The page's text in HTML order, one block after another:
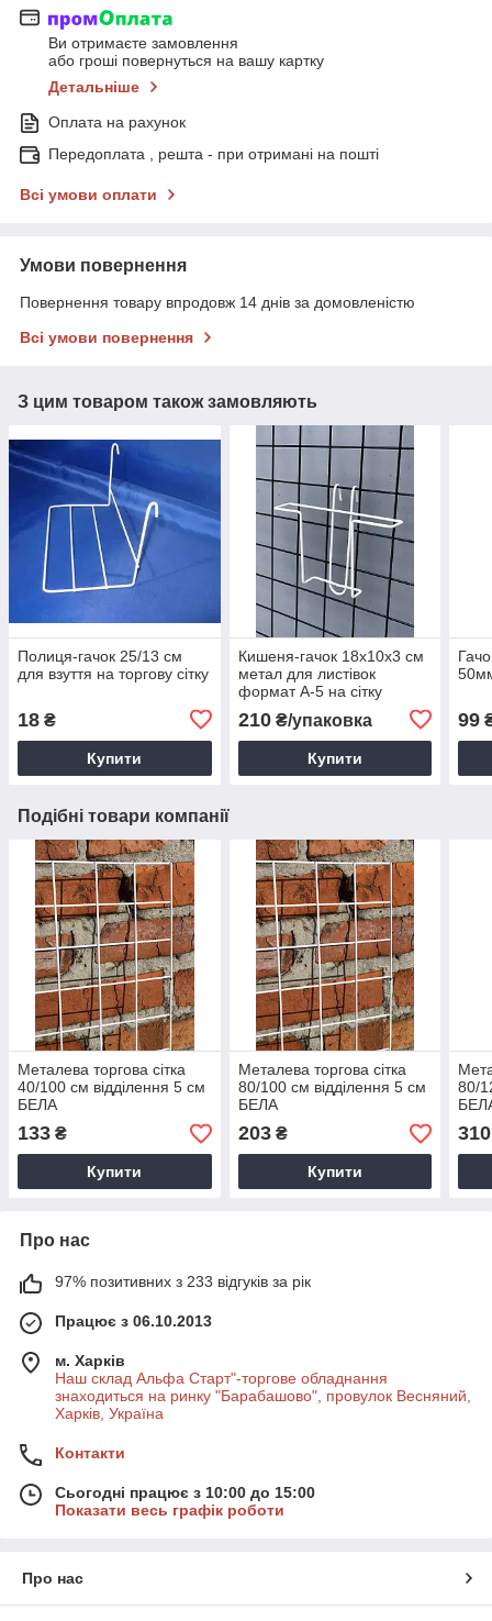
Ви отримаєте замовлення
або гроші повернуться на вашу картку
Детальніше
Оплата на рахунок
Передоплата , решта - при отримані на пошті
Всі умови оплати
Умови повернення
Повернення товару впродовж 14 днів за домовленістю
Всі умови повернення
З цим товаром також замовляють
Полиця-гачок 25/13 см
для взуття на торгову сітку
18 ₴
Купити
Кишеня-гачок 18х10х3 см
метал для листівок
формат А-5 на сітку
210₴/упаковка
Купити
99
Подібні товари компанії
Металева торгова сітка
40/100 см відділення 5 см
БЕЛА
133 ₴
Купити
Металева торгова сітка
80/100 см відділення 5 см
БЕЛА
203₴
Купити
80/
310
Про нас
97% позитивних з 233 відгуків за рік
Працює з 06.10.2013
м. Харків
Наш склад Альфа Старт"-торгове обладнання
знаходиться на ринку "Барабашово", провулок Весняний,
Харків, Україна
Контакти
Сьогодні працює з 10:00 до 15:00
Показати весь графік роботи
Про нас